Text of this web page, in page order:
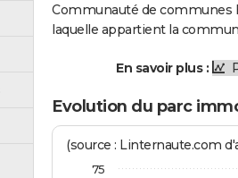
Communauté de communes
laquelle appartient la
En savoir plus :
Evolution du parc
(source : Linternaute.com
75